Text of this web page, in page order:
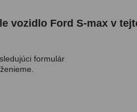
vozidlo Ford S-max v
formulár